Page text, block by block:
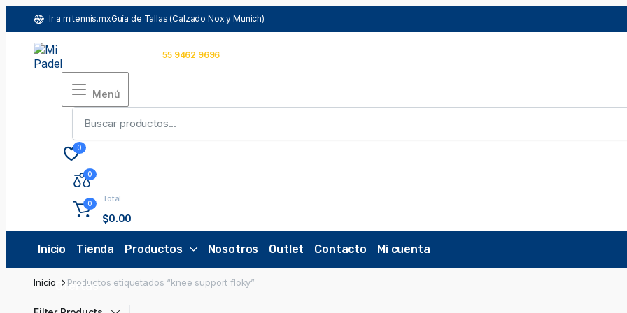
Ir a mitennis.mxGuía de Tallas (Calzado Nox y Munich)
Comunícate con nosotros 55 9462 9696
Menú
0
0
0 Total
$0.00
Inicio Tienda Productos Nosotros Outlet Contacto Mi cuenta
Ofertas
Inicio Productos etiquetados “knee support floky”